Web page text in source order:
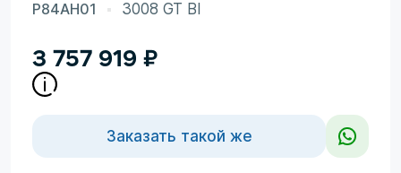
P84AH01 3008 GT Bl
3 757 919 ₽
Заказать такой же